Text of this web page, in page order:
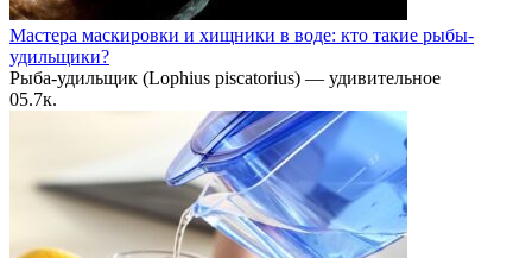
Мастера маскировки и хищники в воде: кто такие рыбы-
удильщики?
Рыба-удильщик (Lophius piscatorius) — удивительное
05.7к.